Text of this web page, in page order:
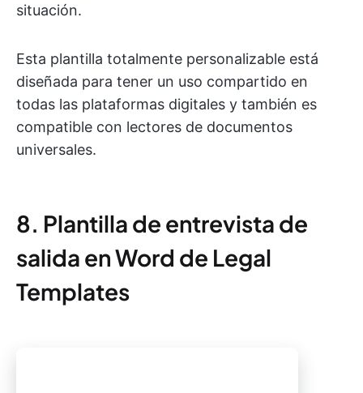
situación.
Esta plantilla totalmente personalizable está
diseñada para tener un uso compartido en
todas las plataformas digitales y también es
compatible con lectores de documentos
universales.
8. Plantilla de entrevista de
salida en Word de Legal
Templates